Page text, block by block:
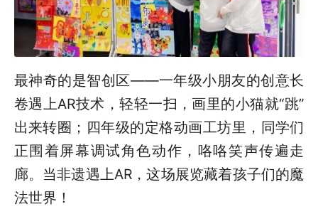
最神奇的是智创区——一年级小朋友的创意长
卷遇上AR技术，轻轻一扫，画里的小猫就“跳”
出来转圈；四年级的定格动画工坊里，同学们
正围着屏幕调试角色动作，咯咯笑声传遍走
廊。当非遗遇上AR，这场展览藏着孩子们的魔
法世界！